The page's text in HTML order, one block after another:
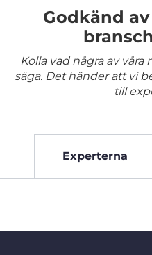
Godkänd
Kolla vad några av
säga. Det händer att vi
till
Experterna